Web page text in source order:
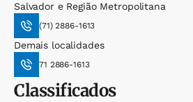
Salvador e Região Metropolitana
(71) 2886-1613
Demais localidades
71 2886-1613
Classificados